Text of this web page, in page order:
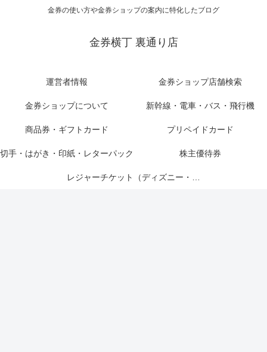
金券の使い方や金券ショップの案内に特化したブログ
金券横丁 裏通り店
運営者情報 金券ショップ店舗検索
金券ショップについて 新幹線・電車・バス・飛行機
商品券・ギフトカード プリペイドカード
切手・はがき・印紙・レターパック 株主優待券
レジャーチケット（ディズニー・USJ他）